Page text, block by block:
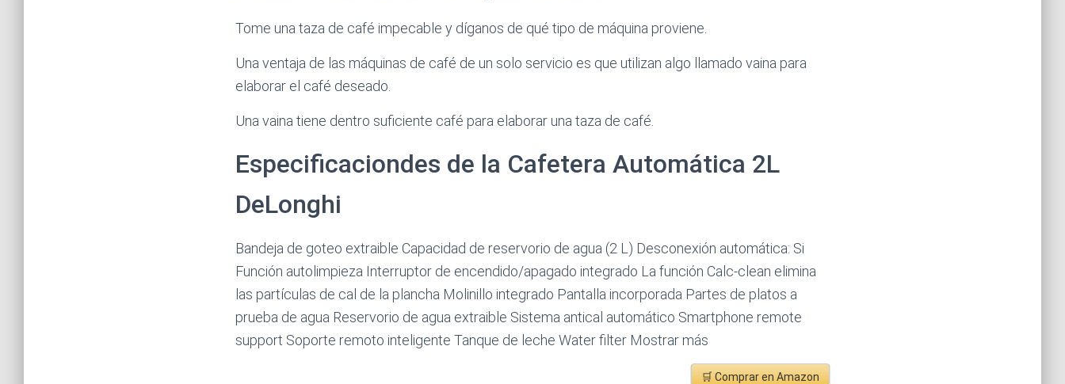
Tome una taza de café impecable y díganos de qué tipo de máquina proviene.
Una ventaja de las máquinas de café de un solo servicio es que utilizan algo llamado vaina para
elaborar el café deseado.
Una vaina tiene dentro suficiente café para elaborar una taza de café.
Especificaciondes de la Cafetera Automática 2L
DeLonghi
Bandeja de goteo extraible Capacidad de reservorio de agua (2 L) Desconexión automática: Si
Función autolimpieza Interruptor de encendido/apagado integrado La función Calc-clean elimina
las partículas de cal de la plancha Molinillo integrado Pantalla incorporada Partes de platos a
prueba de agua Reservorio de agua extraible Sistema antical automático Smartphone remote
support Soporte remoto inteligente Tanque de leche Water filter Mostrar más
🛒 Comprar en Amazon